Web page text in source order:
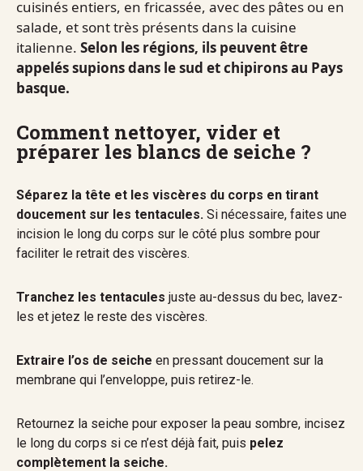
cuisinés entiers, en fricassée, avec des pâtes ou en
salade, et sont très présents dans la cuisine
italienne. Selon les régions, ils peuvent être
appelés supions dans le sud et chipirons au Pays
basque.
Comment nettoyer, vider et
préparer les blancs de seiche ?
Séparez la tête et les viscères du corps en tirant
doucement sur les tentacules. Si nécessaire, faites une
incision le long du corps sur le côté plus sombre pour
faciliter le retrait des viscères.
Tranchez les tentacules juste au-dessus du bec, lavez-
les et jetez le reste des viscères.
Extraire l’os de seiche en pressant doucement sur la
membrane qui l’enveloppe, puis retirez-le.
Retournez la seiche pour exposer la peau sombre, incisez
le long du corps si ce n’est déjà fait, puis pelez
complètement la seiche.